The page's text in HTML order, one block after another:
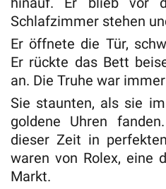
Schlafzimmer stehen
Er öffnete die Tür,
Er rückte das Bett
an. Die Truhe war
Sie staunten, als sie
goldene Uhren
dieser Zeit in
waren von Rolex, eine
Markt.